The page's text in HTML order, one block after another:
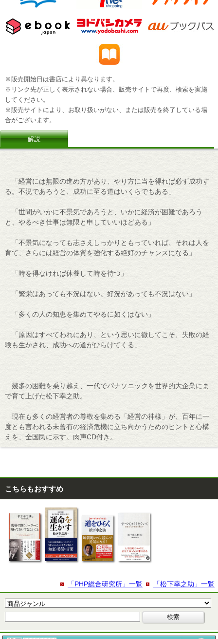
※販売開始日は書店により異なります。
※リンク先が正しく表示されない場合、販売サイトで再度、検索を実施
してください。
※販売サイトにより、お取り扱いがない、または販売を終了している場
合がございます。
解説
「経営には無限の進め方があり、やり方に当を得れば必ず成功す
る。不況であろうと、成功に至る道はいくらでもある」
「世間がいかに不景気であろうと、いかに経済が困難であろう
と、やるべき仕事は無限と申していいほどある」
「不景気になっても志さえしっかりともっていれば、それは人を
育て、さらには経営の体質を強化する絶好のチャンスになる」
「時を得なければ休養して時を待つ」
「繁栄はあっても不況はない。好況があっても不況はない」
「多くの人の知恵を集めてやるに如くはない」
「原因はすべてわれにあり、という思いに徹してこそ、失敗の経
験も生かされ、成功への道がひらけてくる」
幾多の困難を乗り越え、一代でパナソニックを世界的大企業にま
で育て上げた松下幸之助。
現在も多くの経営者の尊敬を集める「経営の神様」が、百年に一
度とも言われる未曾有の経済危機に立ち向かうためのヒントと心構
えを、全国民に示す。肉声CD付き。
こちらもおすすめ
「松下幸之助」一覧
「PHP総合研究所」一覧